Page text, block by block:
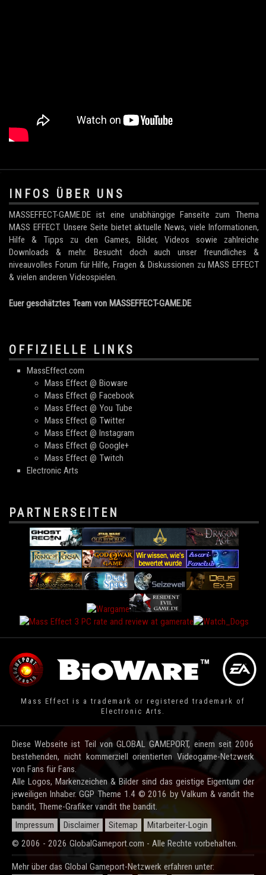
.
INFOS ÜBER UNS
MASSEFFECT-GAME.DE ist eine unabhängige Fanseite zum Thema
MASS EFFECT. Unsere Seite bietet aktuelle News, viele Informationen,
Hilfe & Tipps zu den Games, Bilder, Videos sowie zahlreiche
Downloads & mehr. Besucht doch auch unser freundliches &
niveauvolles Forum für Hilfe, Fragen & Diskussionen zu MASS EFFECT
& vielen anderen Videospielen.
Euer geschätztes Team von MASSEFFECT-GAME.DE
OFFIZIELLE LINKS
MassEffect.com
Mass Effect @ Bioware
Mass Effect @ Facebook
Mass Effect @ You Tube
Mass Effect @ Twitter
Mass Effect @ Instagram
Mass Effect @ Google+
Mass Effect @ Twitch
Electronic Arts
PARTNERSEITEN
Mass Effect is a trademark or registered trademark of
Electronic Arts.
Diese Webseite ist Teil von GLOBAL GAMEPORT, einem seit 2006
bestehenden, nicht kommerziell orientierten Videogame-Netzwerk
von Fans für Fans.
Alle Logos, Markenzeichen & Bilder sind das geistige Eigentum der
jeweiligen Inhaber. GGP Theme 1.4 © 2016 by Valkum & vandit the
bandit, Theme-Grafiker vandit the bandit.
Impressum
Disclaimer Sitemap
Mitarbeiter-Login
© 2006 - 2026 GlobalGameport.com - Alle Rechte vorbehalten.
Mehr über das Global Gameport-Netzwerk erfahren unter: